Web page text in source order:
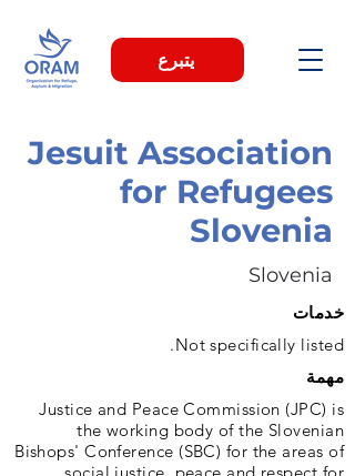
يتبرع
Jesuit Association
for Refugees
Slovenia
Slovenia
خدمات
Not specifically listed.
مهمة
Justice and Peace Commission (JPC) is
the working body of the Slovenian
Bishops' Conference (SBC) for the areas of